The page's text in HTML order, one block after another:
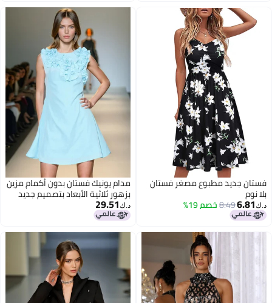
فستان جديد مطبوع مصغر فستان
بلا نوم
د.ك‏6.81
8.49خصم 19%
مدام يونيك فستان بدون أكمام مزين
بزهور ثلاثية الأبعاد بتصميم جديد
وعصري
د.ك‏29.51